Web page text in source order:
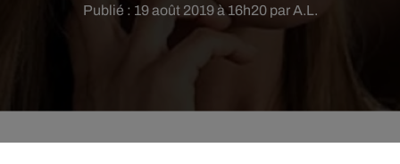
Publié : 19 août 2019 à 16h20 par A.L.